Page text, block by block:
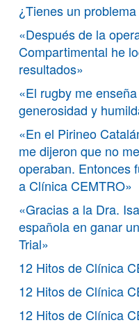
¿Tienes un
«Después de la
Compartimental he
resultados»
«El rugby me
generosidad y
«En el Pirineo
me dijeron que no me
operaban. Entonces
a Clínica CEMTRO»
«Gracias a la Dra.
española en ganar
Trial»
12 Hitos de Clínica
12 Hitos de Clínica
12 Hitos de Clínica